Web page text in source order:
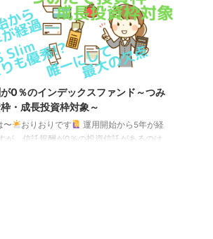
0％のインデックスファンド～つみ
・成長投資枠対象～
〜 おりおりです
運用開始から5年が経
が、信託報酬が0％の投資信託があるのは